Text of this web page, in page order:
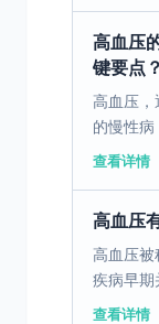
高血压
键要点？
高血压，
的慢性病
征。其发
查看详情
高血压
高血压被
疾病早期
患者虽然
查看详情